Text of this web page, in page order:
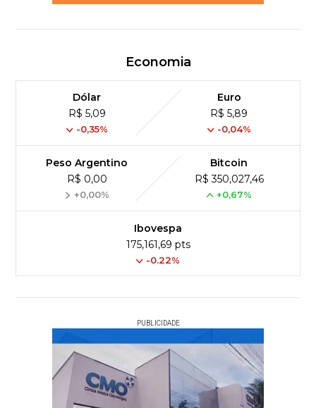
Economia
Dólar
R$ 5,09
-0,35%
Euro
R$ 5,89
-0,04%
Peso Argentino
R$ 0,00
+0,00%
Bitcoin
R$ 350,027,46
+0,67%
Ibovespa
175,161,69 pts
-0.22%
PUBLICIDADE